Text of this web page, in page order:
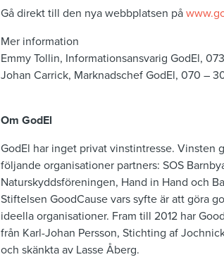
Gå direkt till den nya webbplatsen på
Mer information
Emmy Tollin, Informationsansvarig GodEl,
Johan Carrick, Marknadschef GodEl, 070 –
Om GodEl
GodEl har inget privat vinstintresse. Vinsten
följande organisationer partners: SOS
Naturskyddsföreningen, Hand in Hand och
Stiftelsen GoodCause vars syfte är att göra
ideella organisationer. Fram till 2012 har
från Karl-Johan Persson, Stichting af
och skänkta av Lasse Åberg.